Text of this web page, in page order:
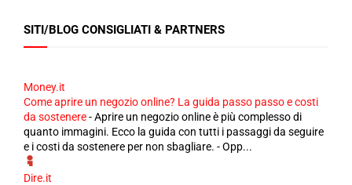
SITI/BLOG CONSIGLIATI & PARTNERS
Money.it
Come aprire un negozio online? La guida passo passo e costi
da sostenere-Aprire un negozio online è più complesso di
quanto immagini. Ecco la guida con tutti i passaggi da seguire
e i costi da sostenere per non sbagliare. - Opp...
Dire.it